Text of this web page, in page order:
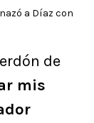
a Díaz con
de
mis